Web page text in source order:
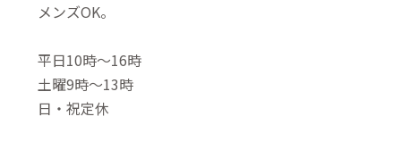
メンズOK。
平日10時～16時
土曜9時～13時
日・祝定休